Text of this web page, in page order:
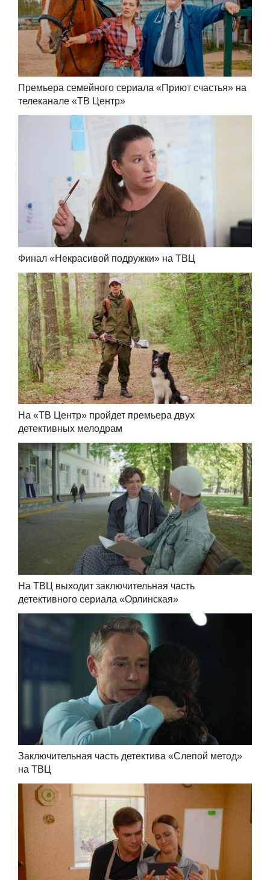
Премьера семейного сериала «Приют счастья» на
телеканале «ТВ Центр»
Финал «Некрасивой подружки» на ТВЦ
На «ТВ Центр» пройдет премьера двух
детективных мелодрам
На ТВЦ выходит заключительная часть
детективного сериала «Орлинская»
Заключительная часть детектива «Слепой метод»
на ТВЦ